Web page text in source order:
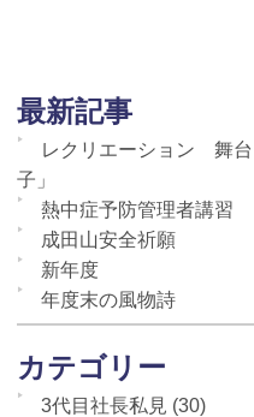
最新記事
レクリエーション 舞
子」
熱中症予防管理者講習
成田山安全祈願
新年度
年度末の風物詩
カテゴリー
3代目社長私見 (30)